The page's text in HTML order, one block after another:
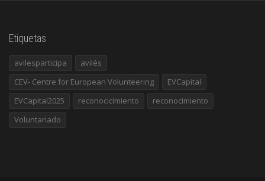
Etiquetas
avilesparticipa
avilés
CEV- Centre for European Volunteering
EVCapital
EVCapital2025
reconocicimiento
reconocimiento
Voluntariado